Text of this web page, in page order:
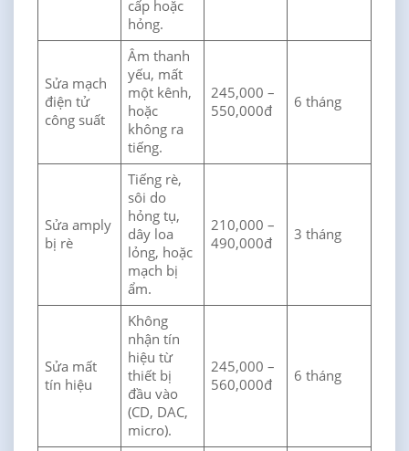
cấp hoặc
hỏng.
Sửa mạch
điện tử
công suất
Âm thanh
yếu, mất
một kênh,
hoặc
không ra
tiếng.
245,000 –
550,000đ
6 tháng
Sửa amply
bị rè
Tiếng rè,
sôi do
hỏng tụ,
dây loa
lỏng, hoặc
mạch bị
ẩm.
210,000 –
490,000đ
3 tháng
Sửa mất
tín hiệu
Không
nhận tín
hiệu từ
thiết bị
đầu vào
(CD, DAC,
micro).
245,000 –
560,000đ
6 tháng